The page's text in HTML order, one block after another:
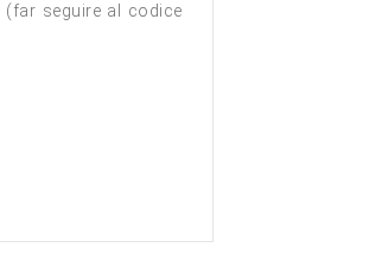
(far seguire al codice